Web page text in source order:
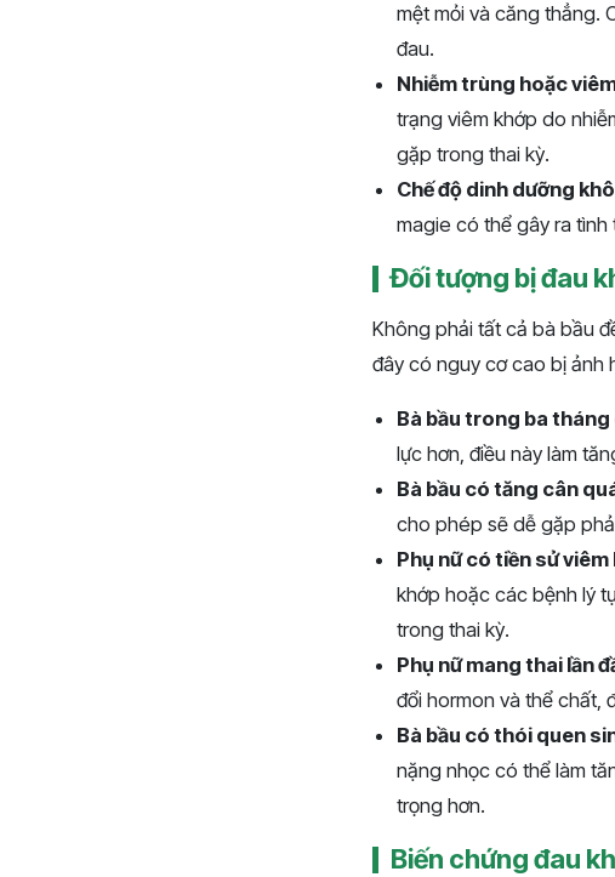
mệt mỏi và căng thẳng.
đau.
Nhiễm trùng hoặc
trạng viêm khớp do
gặp trong thai kỳ.
Chế độ dinh dưỡng
magie có thể gây ra
Đối tượng bị đau
Không phải tất cả bà bầu
đây có nguy cơ cao bị ảnh
Bà bầu trong ba tháng
lực hơn, điều này làm
Bà bầu có tăng cân
cho phép sẽ dễ gặp
Phụ nữ có tiền sử
khớp hoặc các bệnh lý
trong thai kỳ.
Phụ nữ mang thai lần
đổi hormon và thể chất,
Bà bầu có thói quen
nặng nhọc có thể làm
trọng hơn.
Biến chứng đau